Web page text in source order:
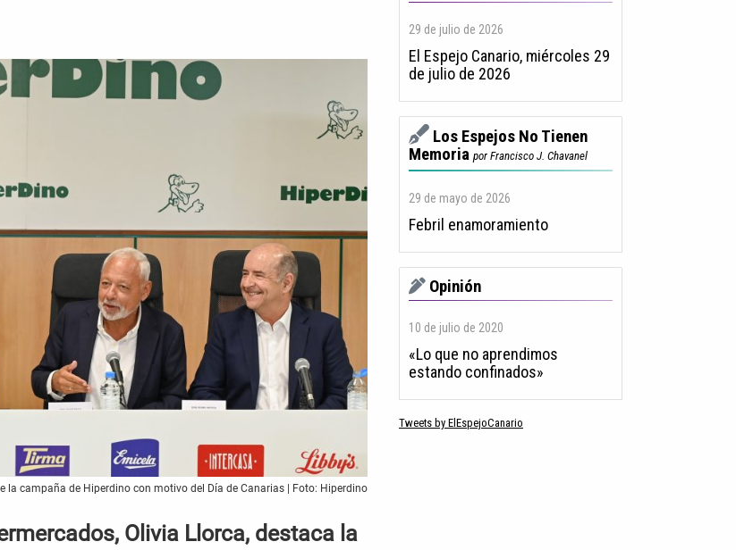
la campaña de Hiperdino con motivo del Día de Canarias | Foto: Hiperdino
Olivia Llorca, destaca la
29 de julio de 2026
El Espejo Canario, miércoles 29
de julio de 2026
Los Espejos No Tienen
Memoria por Francisco J. Chavanel
29 de mayo de 2026
Febril enamoramiento
Opinión
10 de julio de 2020
«Lo que no aprendimos
estando confinados»
Tweets by ElEspejoCanario